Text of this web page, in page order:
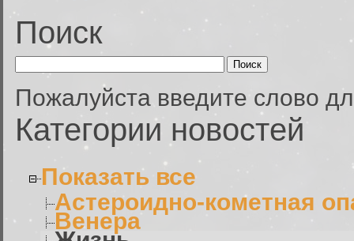
Поиск
Пожалуйста введите слово
Категории новостей
Показать все
Астероидно-кометная
Венера